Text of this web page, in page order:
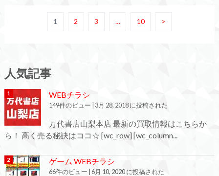
1 2 3 … 10 >
人気記事
WEBチラシ
149件のビュー 3月 28, 2018 に投稿された
万代書店山梨本店 最新の買取情報はこちらか
ら！ 高く売る秘訣はココ☆ [wc_row] [wc_column...
ゲーム WEBチラシ
66件のビュー 6月 10, 2020 に投稿された